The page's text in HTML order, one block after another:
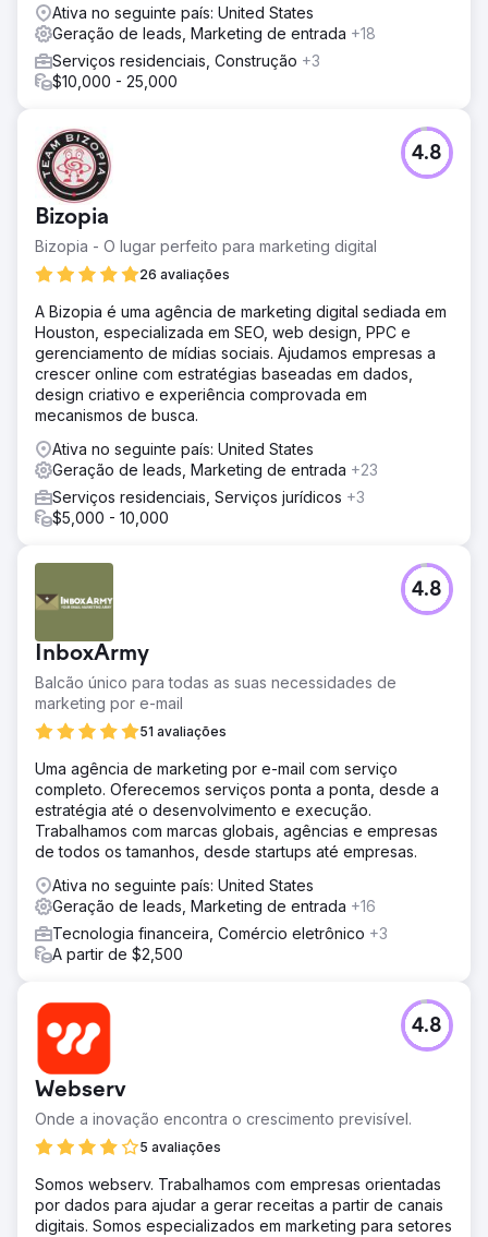
Ativa no seguinte país: United States
Geração de leads, Marketing de entrada +18
Serviços residenciais, Construção +3
$10,000 - 25,000
Bizopia
Bizopia - O lugar perfeito para marketing digital
26 avaliações
4.8
A Bizopia é uma agência de marketing digital sediada em
Houston, especializada em SEO, web design, PPC e
gerenciamento de mídias sociais. Ajudamos empresas a
crescer online com estratégias baseadas em dados,
design criativo e experiência comprovada em
mecanismos de busca.
Ativa no seguinte país: United States
Geração de leads, Marketing de entrada +23
Serviços residenciais, Serviços jurídicos +3
$5,000 - 10,000
InboxArmy
Balcão único para todas as suas necessidades de
marketing por e-mail
51 avaliações
4.8
Uma agência de marketing por e-mail com serviço
completo. Oferecemos serviços ponta a ponta, desde a
estratégia até o desenvolvimento e execução.
Trabalhamos com marcas globais, agências e empresas
de todos os tamanhos, desde startups até empresas.
Ativa no seguinte país: United States
Geração de leads, Marketing de entrada +16
Tecnologia financeira, Comércio eletrônico +3
A partir de $2,500
Webserv
Onde a inovação encontra o crescimento previsível.
5 avaliações
4.8
Somos webserv. Trabalhamos com empresas orientadas
por dados para ajudar a gerar receitas a partir de canais
digitais. Somos especializados em marketing para setores